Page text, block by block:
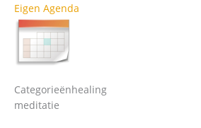
Eigen Agenda
Categorieënhealing
meditatie